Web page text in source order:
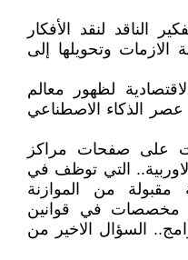
الناقد لنقد الأفكار
الازمات وتحويلها إلى
لظهور معالم
الذكاء الاصطناعي
على صفحات مراكز
التي توظف في
مقبولة من الموازنة
مخصصات في قوانين
السؤال الاخير من